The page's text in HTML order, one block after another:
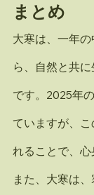
まとめ
大寒は、一年
ら、自然と共
です。2025年
ていますが、
れることで、心
また、大寒は